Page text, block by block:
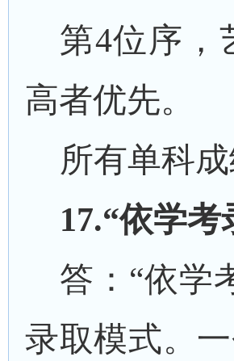
第4位序，
高者优先。
所有单科
17.“依学考
答： “依学
录取模式。